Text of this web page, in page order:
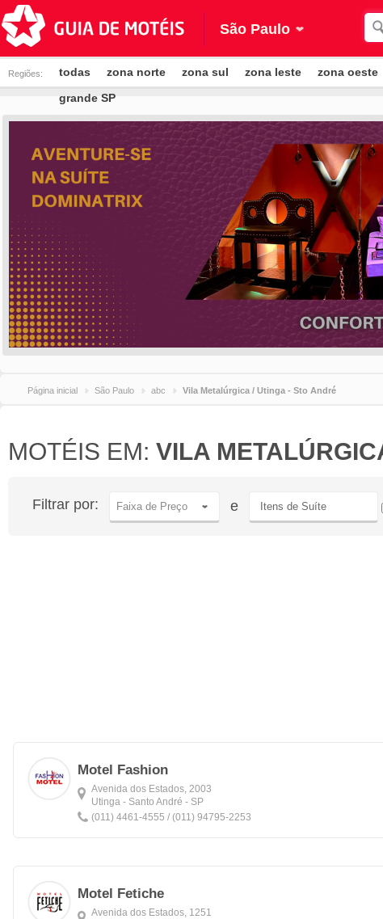
São Paulo
Regiões: todas zona norte zona sul zona leste zona oeste
grande SP
Página inicial São Paulo abc Vila Metalúrgica / Utinga - Sto André
MOTÉIS EM: VILA
Filtrar por: Faixa de Preço e
Motel Fashion
Avenida dos Estados, 2003
Utinga - Santo André - SP
(011) 4461-4555 / (011) 94795-2253
Motel Fetiche
Avenida dos Estados, 1251